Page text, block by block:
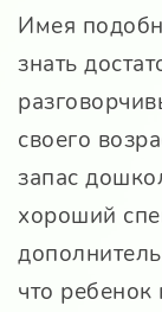
Имея
знать
своего
запас
хороший
что ребенок